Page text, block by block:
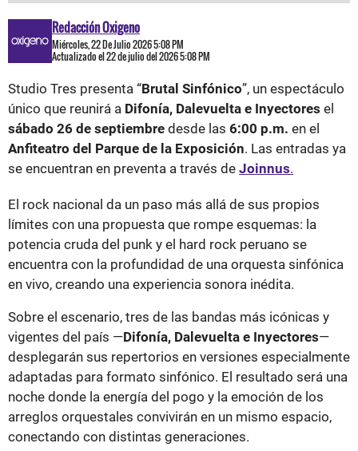
Redacción Oxigeno
Miércoles, 22 De Julio 2026 5:08 PM
Actualizado el 22 de julio del 2026 5:08 PM
Studio Tres presenta “Brutal Sinfónico”, un espectáculo
único que reunirá a Difonía, Dalevuelta e Inyectores el
sábado 26 de septiembre desde las 6:00 p.m. en el
Anfiteatro del Parque de la Exposición. Las entradas ya
se encuentran en preventa a través de Joinnus.
El rock nacional da un paso más allá de sus propios
límites con una propuesta que rompe esquemas: la
potencia cruda del punk y el hard rock peruano se
encuentra con la profundidad de una orquesta sinfónica
en vivo, creando una experiencia sonora inédita.
Sobre el escenario, tres de las bandas más icónicas y
vigentes del país —Difonía, Dalevuelta e Inyectores—
desplegarán sus repertorios en versiones especialmente
adaptadas para formato sinfónico. El resultado será una
noche donde la energía del pogo y la emoción de los
arreglos orquestales convivirán en un mismo espacio,
conectando con distintas generaciones.